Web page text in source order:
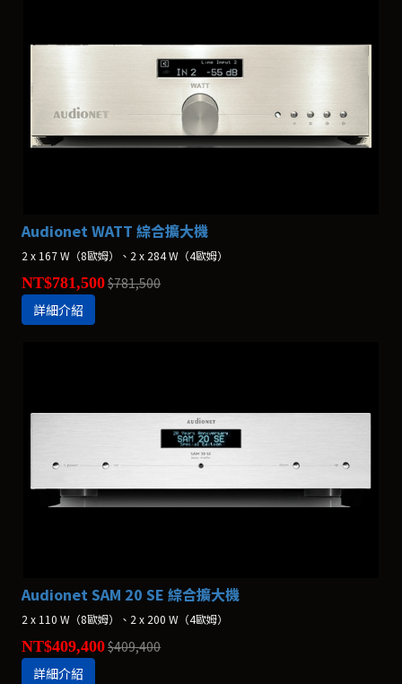
Audionet WATT 綜合擴大機
​​​​​​​2 x 167 W（8歐姆）、2 x 284 W（4歐姆）
NT$781,500$781,500
詳細介紹
Audionet SAM 20 SE 綜合擴大機
2 x 110 W（8歐姆）、2 x 200 W（4歐姆）
NT$409,400$409,400
詳細介紹